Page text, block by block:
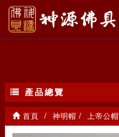
上帝公帽
產品總覽
首頁 神明帽 上帝公帽